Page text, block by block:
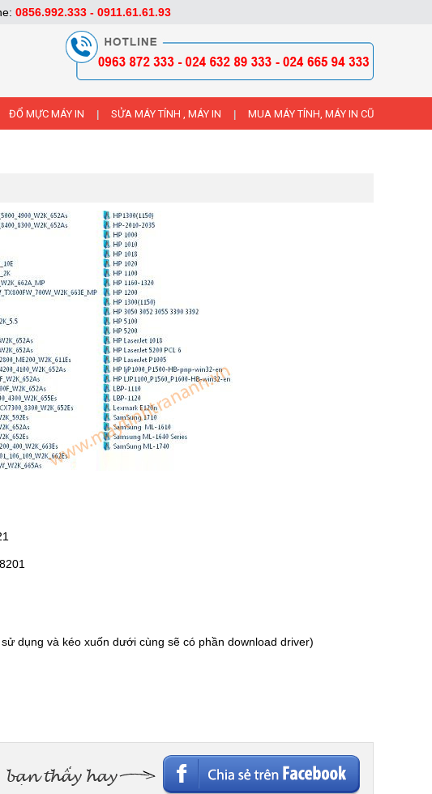
ĐỔ MỰC MÁY IN SỬA MÁY TÍNH , MÁY IN MUA MÁY TÍNH, MÁY IN CŨ
dụng và kéo xuốn dưới cùng sẽ có phần download driver)
0856.992.333 - 0911.61.61.93